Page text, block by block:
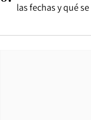
las fechas y qué